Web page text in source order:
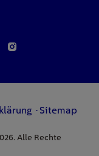
Sitemap
Alle Rechte